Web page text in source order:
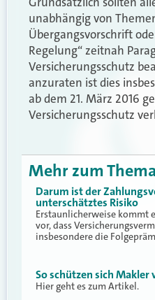
unabhängig von
Übergangsvorschrift
Regelung“ zeitnah
Versicherungsschutz
anzuraten ist dies
ab dem 21. März 2016
Versicherungsschutz
Mehr zum Thema
Darum ist der
unterschätztes Risiko
Erstaunlicherweise kommt
vor, dass
insbesondere die
So schützen sich
Hier geht es zum Artikel.